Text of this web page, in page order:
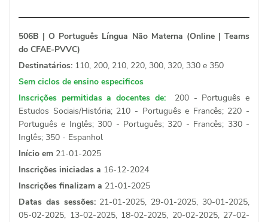
506B | O Português Língua Não Materna (Online | Teams
do CFAE-PVVC)
Destinatários: 110, 200, 210, 220, 300, 320, 330 e 350
Sem ciclos de ensino especificos
Inscrições permitidas a docentes de:
200 - Português e
Estudos Sociais/História; 210 - Português e Francês; 220 -
Português e Inglês; 300 - Português; 320 - Francês; 330 -
Inglês; 350 - Espanhol
Início em 21-01-2025
Inscrições iniciadas a 16-12-2024
Inscrições finalizam a 21-01-2025
Datas das sessões: 21-01-2025, 29-01-2025, 30-01-2025,
05-02-2025, 13-02-2025, 18-02-2025, 20-02-2025, 27-02-